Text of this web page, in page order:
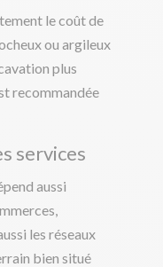
le coût de
ou argileux
plus
recommandée
services
aussi
les réseaux
bien situé